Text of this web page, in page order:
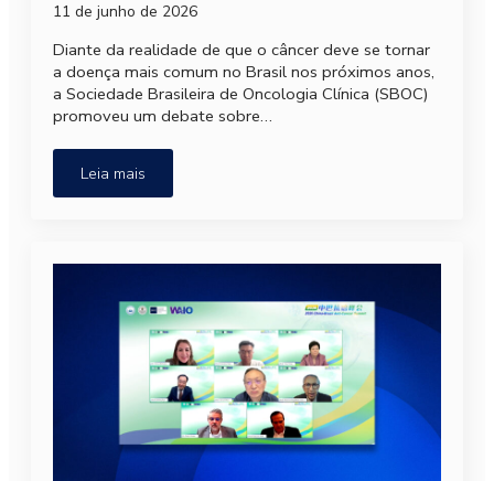
11 de junho de 2026
Diante da realidade de que o câncer deve se tornar
a doença mais comum no Brasil nos próximos anos,
a Sociedade Brasileira de Oncologia Clínica (SBOC)
promoveu um debate sobre…
Leia mais